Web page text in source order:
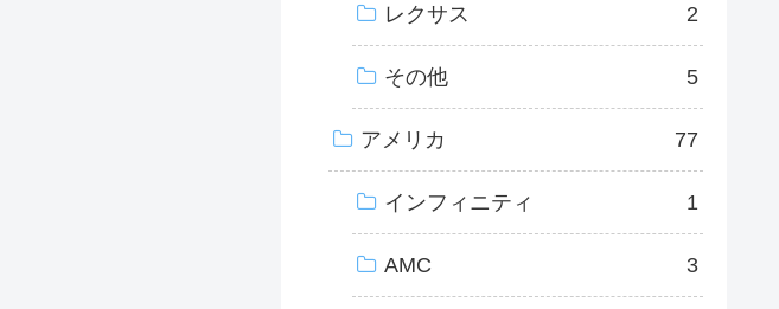
レクサス 2
その他 5
アメリカ 77
インフィニティ 1
AMC 3